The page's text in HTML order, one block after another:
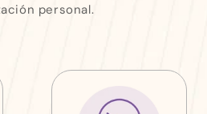
personal.
de tu familia)